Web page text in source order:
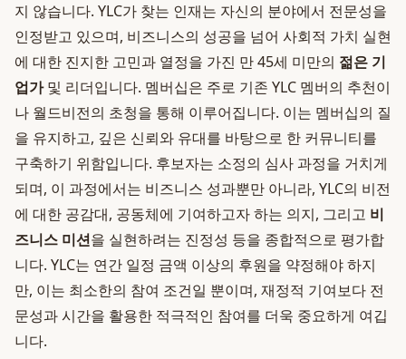
지 않습니다. YLC가 찾는 인재는 자신의 분야에서 전문성을
인정받고 있으며, 비즈니스의 성공을 넘어 사회적 가치 실현
에 대한 진지한 고민과 열정을 가진 만 45세 미만의 젊은 기
업가및 리더입니다. 멤버십은 주로 기존 YLC 멤버의 추천이
나 월드비전의 초청을 통해 이루어집니다. 이는 멤버십의 질
을 유지하고, 깊은 신뢰와 유대를 바탕으로 한 커뮤니티를
구축하기 위함입니다. 후보자는 소정의 심사 과정을 거치게
되며, 이 과정에서는 비즈니스 성과뿐만 아니라, YLC의 비전
에 대한 공감대, 공동체에 기여하고자 하는 의지, 그리고 비
즈니스 미션을 실현하려는 진정성 등을 종합적으로 평가합
니다. YLC는 연간 일정 금액 이상의 후원을 약정해야 하지
만, 이는 최소한의 참여 조건일 뿐이며, 재정적 기여보다 전
문성과 시간을 활용한 적극적인 참여를 더욱 중요하게 여깁
니다.